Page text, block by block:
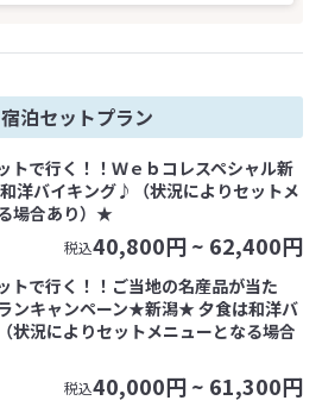
泊セットプラン
トで行く！！Ｗｅｂコレスペシャル新
洋バイキング♪（状況によりセットメ
場合あり）★
税込40,800円 ~ 62,400円
トで行く！！ご当地の名産品が当た
ンキャンペーン★新潟★ 夕食は和洋バ
状況によりセットメニューとなる場合
税込40,000円 ~ 61,300円